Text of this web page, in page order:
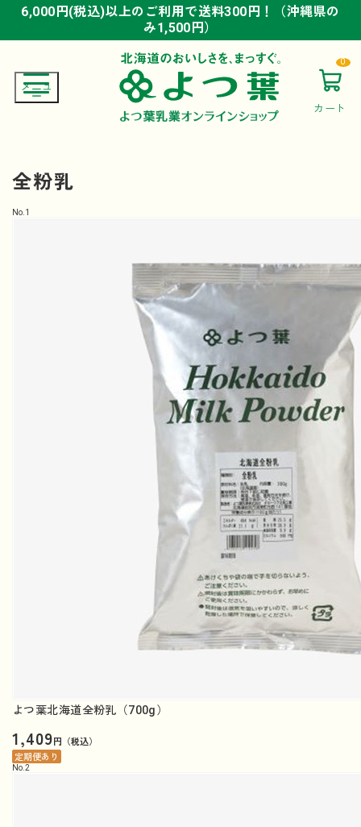
6,000円(税込)以上のご利用で送料300円！（沖縄県の
み1,500円）
6,000円(税込)以上のご利用で送料300円！（沖縄県の
み1,500円）
6,000円(税込)以上のご利用で送料300円！（沖縄県の
み1,500円）
カート
0
全粉乳
No. 1
よつ葉北海道全粉乳（700g）
1,409円（税込）
定期便あり
No. 2